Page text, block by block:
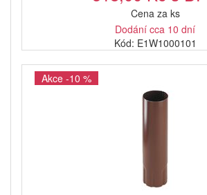
Cena za ks
Dodání cca 10 dní
Kód: E1W1000101
Akce -10 %